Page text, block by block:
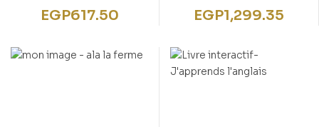
prédateurs
EGP617.50
L’espace
EGP1,299.35